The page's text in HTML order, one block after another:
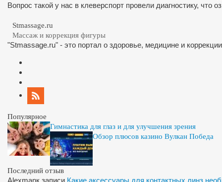
Вопрос такой у нас в клеверспорт провели диагностику, что
Stmassage.ru
Массаж и коррекция фигуры
"Stmassage.ru" - это портал о здоровье, медицине и
Популярное
Гимнастика для глаз и для улучшения зрения
Обзор плюсов казино Вулкан Победа
Последний отзыв
Alexmanк записи Какие аксессуары для контактных линз